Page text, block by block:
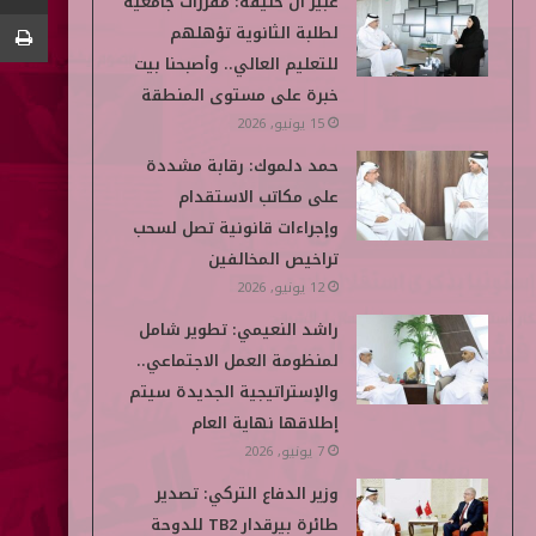
و
ك
د
إ
ن
و
ب
p
e
i
a
لطلبة الثانوية تؤهلهم
للتعليم العالي.. وأصبحنا بيت
خبرة على مستوى المنطقة
15 يونيو, 2026
حمد دلموك: رقابة مشددة
على مكاتب الاستقدام
وإجراءات قانونية تصل لسحب
تراخيص المخالفين
12 يونيو, 2026
راشد النعيمي: تطوير شامل
لمنظومة العمل الاجتماعي..
والإستراتيجية الجديدة سيتم
إطلاقها نهاية العام
7 يونيو, 2026
وزير الدفاع التركي: تصدير
طائرة بيرقدار TB2 للدوحة